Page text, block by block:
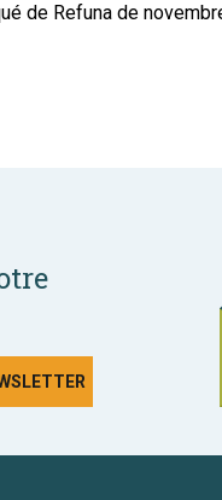
de Refuna de